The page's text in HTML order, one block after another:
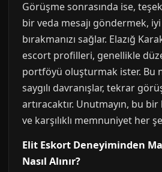
Görüşme sonrasında ise,
bir veda mesajı göndermek,
bırakmanızı sağlar. Elazığ
escort profilleri, genellikle
portföyü oluşturmak ister. Bu
saygılı davranışlar, tekrar
artıracaktır. Unutmayın, bu
ve karşılıklı memnuniyet her
Elit Eskort Deneyiminden
Nasıl Alınır?